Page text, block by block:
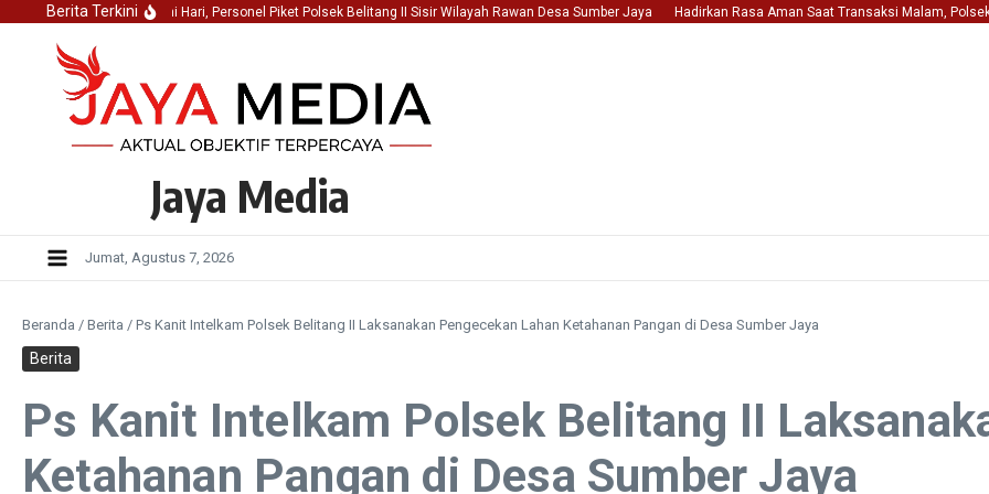
Lewati ke konten
Berita Terkini
Jaga Kondusifitas Dini Hari, Personel Piket Polsek Belitang II Sisir Wilayah Rawan Desa Sumber Jaya Hadirkan Rasa Aman Saat Transaksi Malam, Polsek
Jaya Media
Jumat, Agustus 7, 2026
Beranda / Berita / Ps Kanit Intelkam Polsek Belitang II Laksanakan Pengecekan Lahan Ketahanan Pangan di Desa Sumber Jaya
Berita
Ps Kanit Intelkam Polsek Belitang II
Ketahanan Pangan di Desa Sumber Jaya